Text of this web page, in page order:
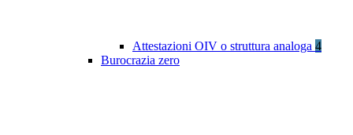
Attestazioni OIV o struttura analoga 4
Burocrazia zero